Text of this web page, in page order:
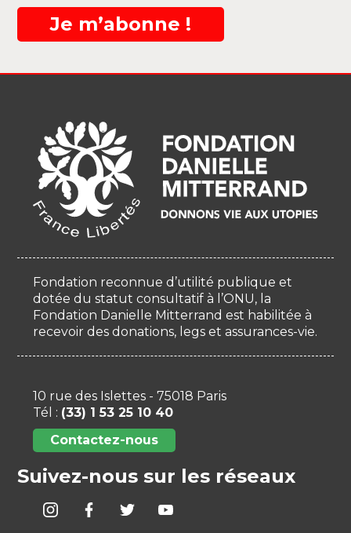
Je m’abonne !
Fondation reconnue d’utilité publique et
dotée du statut consultatif à l’ONU, la
Fondation Danielle Mitterrand est habilitée à
recevoir des donations, legs et assurances-vie.
10 rue des Islettes - 75018 Paris
Tél : (33) 1 53 25 10 40
Contactez-nous
Suivez-nous sur les réseaux